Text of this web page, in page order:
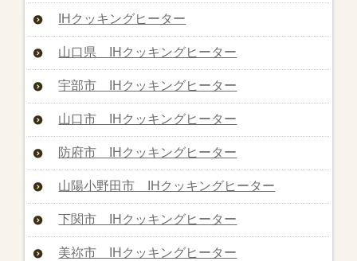
IHクッキングヒーター
山口県 IHクッキングヒーター
宇部市 IHクッキングヒーター
山口市 IHクッキングヒーター
防府市 IHクッキングヒーター
山陽小野田市 IHクッキングヒーター
下関市 IHクッキングヒーター
美祢市 IHクッキングヒーター